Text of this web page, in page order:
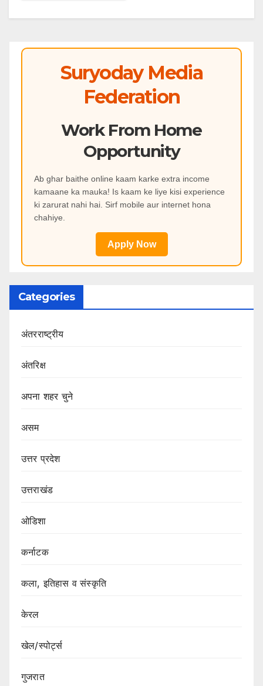
Suryoday Media
Federation
Work From Home
Opportunity
Ab ghar baithe online kaam karke extra income
kamaane ka mauka! Is kaam ke liye kisi experience
ki zarurat nahi hai. Sirf mobile aur internet hona
chahiye.
Apply Now
Categories
अंतरराष्ट्रीय
अंतरिक्ष
अपना शहर चुने
असम
उत्तर प्रदेश
उत्तराखंड
ओडिशा
कर्नाटक
कला, इतिहास व संस्कृति
केरल
खेल/स्पोर्ट्स
गुजरात